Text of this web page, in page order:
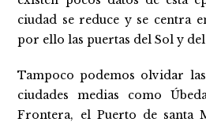
ciudad se reduce y se centra
por ello las puertas del Sol y
Tampoco podemos olvidar
ciudades medias como
Frontera, el Puerto de santa